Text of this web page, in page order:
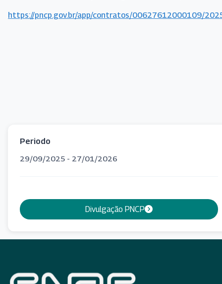
https://pncp.gov.br/app/contratos/00627612000109/
Periodo
29/09/2025 - 27/01/2026
Divulgação PNCP